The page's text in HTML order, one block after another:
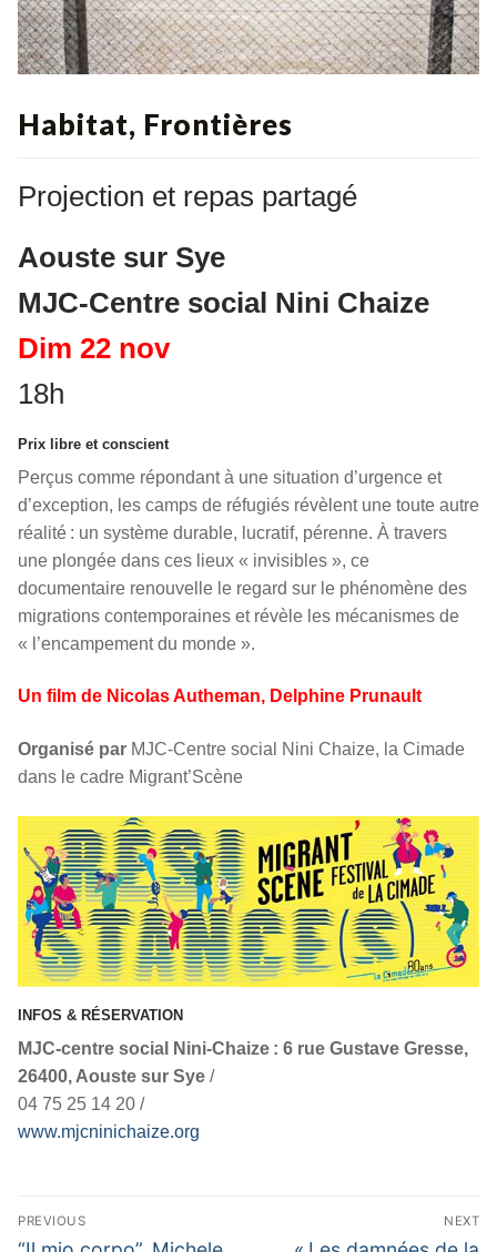
Habitat, Frontières
Projection et repas partagé
Aouste sur Sye
MJC-Centre social Nini Chaize
Dim 22 nov
18h
Prix libre et conscient
Perçus comme répondant à une situation d’urgence et
d’exception, les camps de réfugiés révèlent une toute autre
réalité : un système durable, lucratif, pérenne. À travers
une plongée dans ces lieux « invisibles », ce
documentaire renouvelle le regard sur le phénomène des
migrations contemporaines et révèle les mécanismes de
« l’encampement du monde ».
Un film de Nicolas Autheman, Delphine Prunault
Organisé par MJC-Centre social Nini Chaize, la Cimade
dans le cadre Migrant’Scène
INFOS & RÉSERVATION
MJC-centre social Nini-Chaize : 6 rue Gustave Gresse,
26400, Aouste sur Sye /
04 75 25 14 20 /
www.mjcninichaize.org
Navigation
PREVIOUS
Previous
NEXT
Next